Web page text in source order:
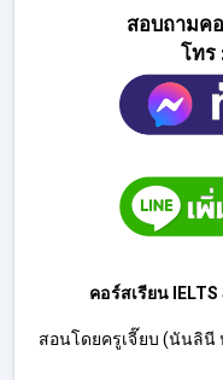
สอบถามค
โทร
คอร์สเรียน
สอนโดยครูเจี๊ยบ (นันลินี